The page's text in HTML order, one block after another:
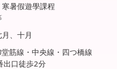
暑假遊學課程
、十月
筋線・中央線・四つ橋線
出口徒歩2分